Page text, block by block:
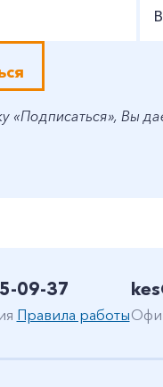
«Подписаться», Вы
09-37
Правила работы